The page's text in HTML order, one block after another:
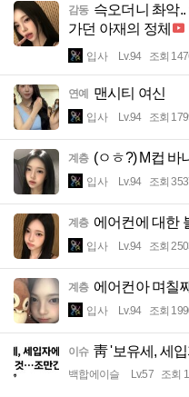
감동 슥오더니 촤악
가던 아재의 정체
입사 Lv.94 조회
연예 맨시티 여신
입사 Lv.94 조회
계층 (ㅇㅎ?) M컵 바
입사 Lv.94 조회
계층 에어컨에 대한
입사 Lv.94 조회
계층 에어컨아 며칠
입사 Lv.94 조회
이슈 靑 '보유세, 세
백합에이슬 Lv.57 조회